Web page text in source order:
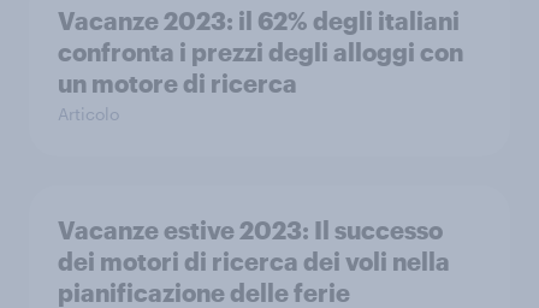
Vacanze 2023: il 62% degli italiani
confronta i prezzi degli alloggi con
un motore di ricerca
Articolo
Vacanze estive 2023: Il successo
dei motori di ricerca dei voli nella
pianificazione delle ferie